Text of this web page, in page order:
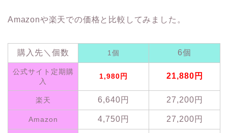
Amazonや楽天での価格と比較してみました。
購入先＼個数 1個 6個
公式サイト定期購
入
1,980円 21,880円
楽天 6,640円 27,200円
Amazon 4,750円 27,200円